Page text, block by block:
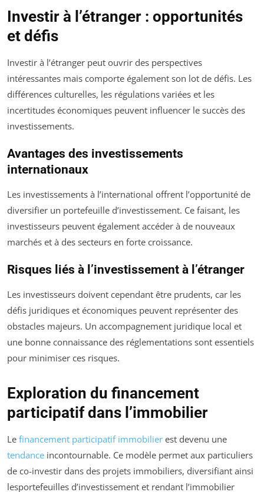
Investir à l’étranger : opportunités
et défis
Investir à l’étranger peut ouvrir des perspectives
intéressantes mais comporte également son lot de défis. Les
différences culturelles, les régulations variées et les
incertitudes économiques peuvent influencer le succès des
investissements.
Avantages des investissements
internationaux
Les investissements à l’international offrent l’opportunité de
diversifier un portefeuille d’investissement. Ce faisant, les
investisseurs peuvent également accéder à de nouveaux
marchés et à des secteurs en forte croissance.
Risques liés à l’investissement à l’étranger
Les investisseurs doivent cependant être prudents, car les
défis juridiques et économiques peuvent représenter des
obstacles majeurs. Un accompagnement juridique local et
une bonne connaissance des réglementations sont essentiels
pour minimiser ces risques.
Exploration du financement
participatif dans l’immobilier
Le financement participatif immobilier est devenu une
tendance incontournable. Ce modèle permet aux particuliers
de co-investir dans des projets immobiliers, diversifiant ainsi
lesportefeuilles d’investissement et rendant l’immobilier